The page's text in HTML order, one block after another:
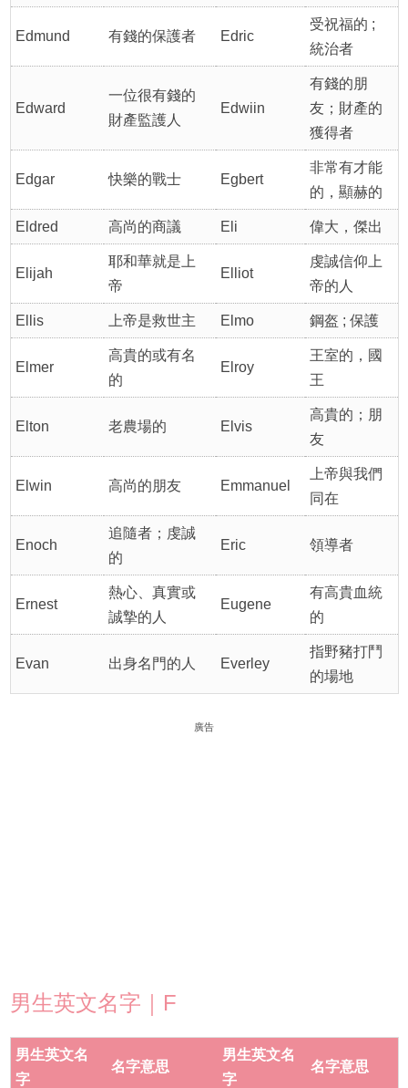
Edmund 有錢的保護者 Edric
受祝福的 ;
統治者
Edward
一位很有錢的
財產監護人
Edwiin
有錢的朋
友；財產的
獲得者
Edgar 快樂的戰士 Egbert
非常有才能
的，顯赫的
Eldred 高尚的商議 Eli 偉大，傑出
Elijah
耶和華就是上
帝
Elliot
虔誠信仰上
帝的人
Ellis 上帝是救世主 Elmo 鋼盔 ; 保護
Elmer
高貴的或有名
的
Elroy
王室的，國
王
Elton 老農場的 Elvis
高貴的；朋
友
Elwin 高尚的朋友 Emmanuel
上帝與我們
同在
Enoch
追隨者；虔誠
的
Eric 領導者
Ernest
熱心、真實或
誠摯的人
Eugene
有高貴血統
的
Evan 出身名門的人 Everley
指野豬打鬥
的場地
廣告
男生英文名字｜F
男生英文名
字
名字意思
男生英文名
字
名字意思